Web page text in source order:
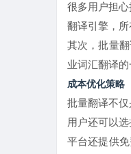
很多用户担
翻译引擎，所
其次，批量
业词汇翻译
成本优化策略
批量翻译不
用户还可以
平台还提供